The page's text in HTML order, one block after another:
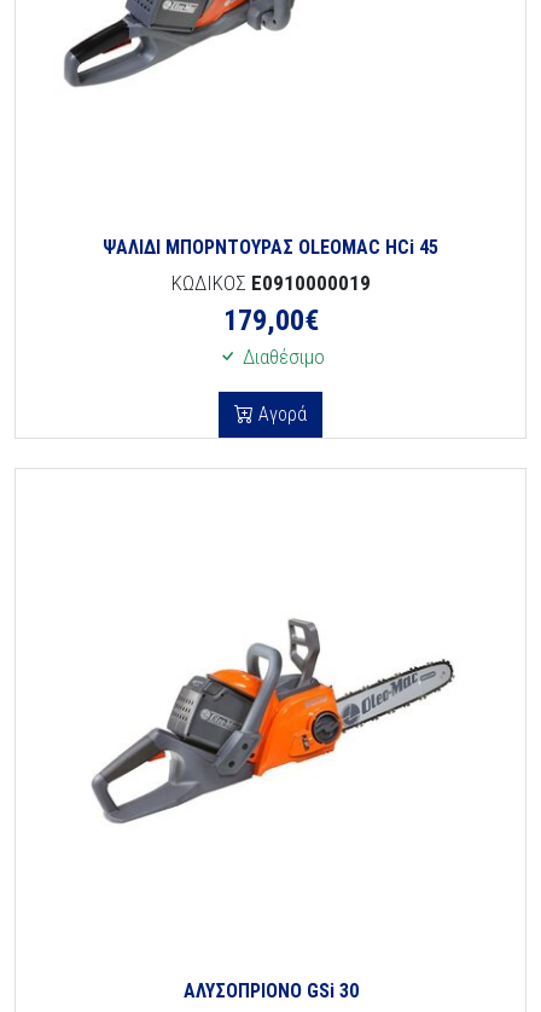
ΨΑΛΙΔΙ ΜΠΟΡΝΤΟΥΡΑΣ OLEOMAC HCi 45
ΚΩΔΙΚΟΣ E0910000019
179,00€
Διαθέσιμο
Αγορά
ΑΛΥΣΟΠΡΙΟΝΟ GSi 30